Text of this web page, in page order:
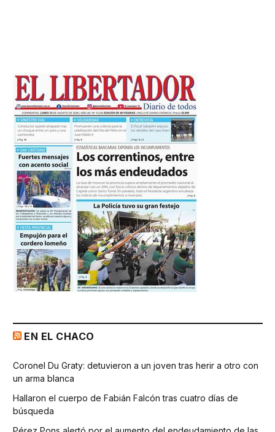
EN EL CHACO
Coronel Du Graty: detuvieron a un joven tras herir a otro con
un arma blanca
Hallaron el cuerpo de Fabián Falcón tras cuatro días de
búsqueda